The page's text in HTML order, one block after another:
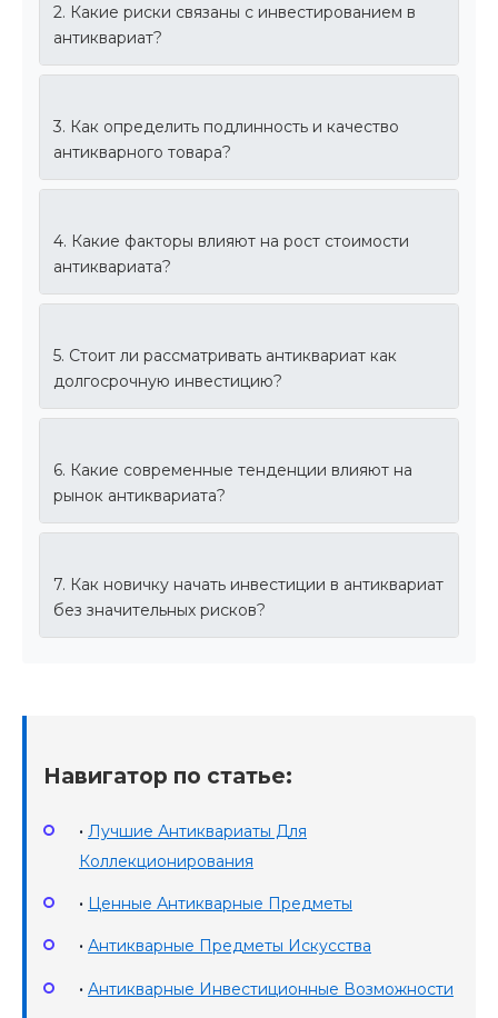
2. Какие риски связаны с инвестированием в
антиквариат?
3. Как определить подлинность и качество
антикварного товара?
4. Какие факторы влияют на рост стоимости
антиквариата?
5. Стоит ли рассматривать антиквариат как
долгосрочную инвестицию?
6. Какие современные тенденции влияют на
рынок антиквариата?
7. Как новичку начать инвестиции в антиквариат
без значительных рисков?
Навигатор по статье:
• Лучшие Антиквариаты Для
Коллекционирования
• Ценные Антикварные Предметы
• Антикварные Предметы Искусства
• Антикварные Инвестиционные Возможности